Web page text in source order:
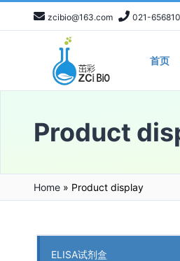
zcibio@163.com 021-
首页
Product
Home » Product display
ELISA试剂盒